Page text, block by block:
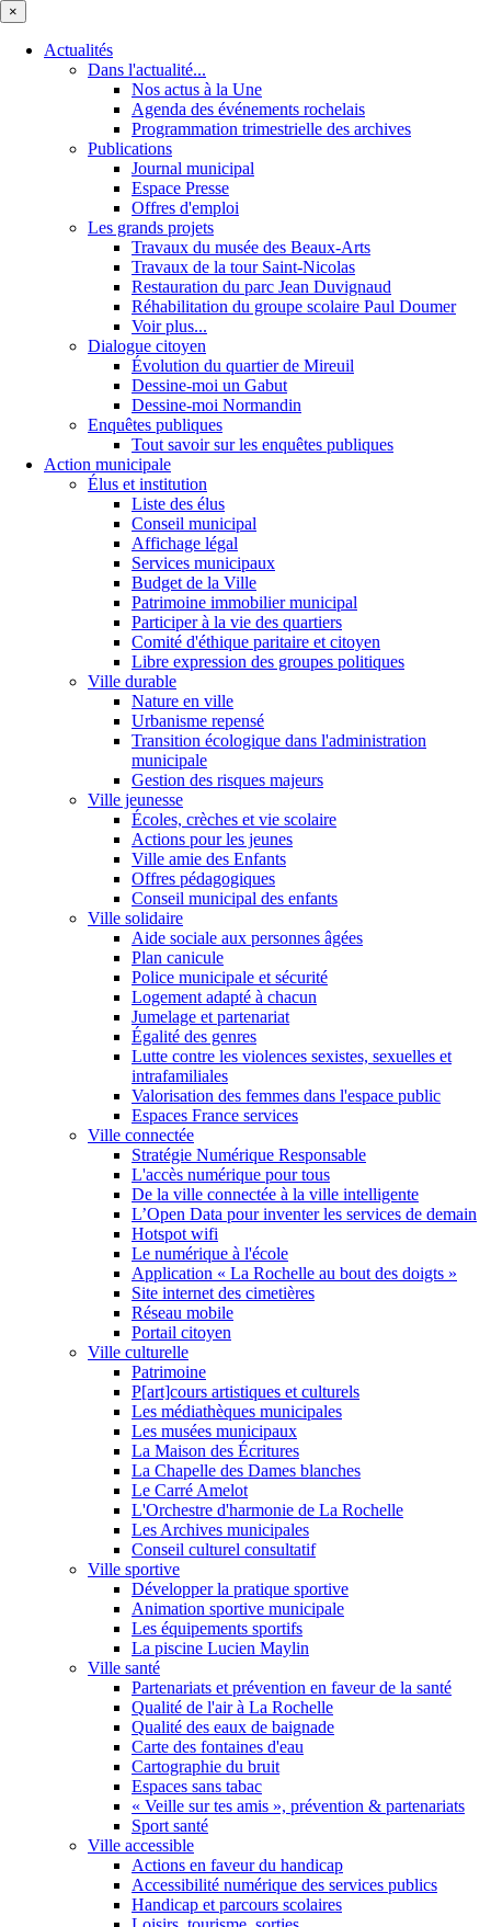
×
Actualités
Dans l'actualité...
Nos actus à la Une
Agenda des événements rochelais
Programmation trimestrielle des archives
Publications
Journal municipal
Espace Presse
Offres d'emploi
Les grands projets
Travaux du musée des Beaux-Arts
Travaux de la tour Saint-Nicolas
Restauration du parc Jean Duvignaud
Réhabilitation du groupe scolaire Paul Doumer
Voir plus...
Dialogue citoyen
Évolution du quartier de Mireuil
Dessine-moi un Gabut
Dessine-moi Normandin
Enquêtes publiques
Tout savoir sur les enquêtes publiques
Action municipale
Élus et institution
Liste des élus
Conseil municipal
Affichage légal
Services municipaux
Budget de la Ville
Patrimoine immobilier municipal
Participer à la vie des quartiers
Comité d'éthique paritaire et citoyen
Libre expression des groupes politiques
Ville durable
Nature en ville
Urbanisme repensé
Transition écologique dans l'administration
municipale
Gestion des risques majeurs
Ville jeunesse
Écoles, crèches et vie scolaire
Actions pour les jeunes
Ville amie des Enfants
Offres pédagogiques
Conseil municipal des enfants
Ville solidaire
Aide sociale aux personnes âgées
Plan canicule
Police municipale et sécurité
Logement adapté à chacun
Jumelage et partenariat
Égalité des genres
Lutte contre les violences sexistes, sexuelles et
intrafamiliales
Valorisation des femmes dans l'espace public
Espaces France services
Ville connectée
Stratégie Numérique Responsable
L'accès numérique pour tous
De la ville connectée à la ville intelligente
L’Open Data pour inventer les services de demain
Hotspot wifi
Le numérique à l'école
Application « La Rochelle au bout des doigts »
Site internet des cimetières
Réseau mobile
Portail citoyen
Ville culturelle
Patrimoine
P[art]cours artistiques et culturels
Les médiathèques municipales
Les musées municipaux
La Maison des Écritures
La Chapelle des Dames blanches
Le Carré Amelot
L'Orchestre d'harmonie de La Rochelle
Les Archives municipales
Conseil culturel consultatif
Ville sportive
Développer la pratique sportive
Animation sportive municipale
Les équipements sportifs
La piscine Lucien Maylin
Ville santé
Partenariats et prévention en faveur de la santé
Qualité de l'air à La Rochelle
Qualité des eaux de baignade
Carte des fontaines d'eau
Cartographie du bruit
Espaces sans tabac
« Veille sur tes amis », prévention & partenariats
Sport santé
Ville accessible
Actions en faveur du handicap
Accessibilité numérique des services publics
Handicap et parcours scolaires